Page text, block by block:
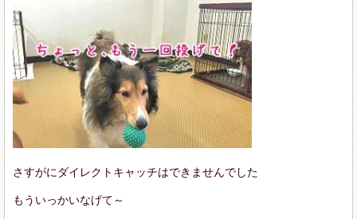
さすがにダイレクトキャッチはできませんでした
もういっかいなげて～